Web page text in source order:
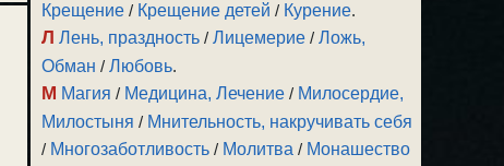
Крещение / Крещение детей / Курение.
Л Лень, праздность /Лицемерие /Ложь,
Обман /Любовь.
М Магия / Медицина, Лечение / Милосердие,
Милостыня / Мнительность, накручивать себя
/ Многозаботливость / Молитва / Монашество